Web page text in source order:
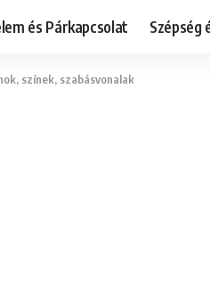
és Párkapcsolat Szépség
színek, szabásvonalak